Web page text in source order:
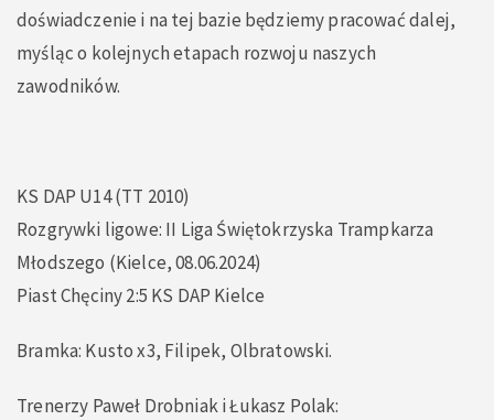
doświadczenie i na tej bazie będziemy pracować dalej,
myśląc o kolejnych etapach rozwoju naszych
zawodników.
KS DAP U14 (TT 2010)
Rozgrywki ligowe: II Liga Świętokrzyska Trampkarza
Młodszego (Kielce, 08.06.2024)
Piast Chęciny 2:5 KS DAP Kielce
Bramka: Kusto x3, Filipek, Olbratowski.
Trenerzy Paweł Drobniak i Łukasz Polak: